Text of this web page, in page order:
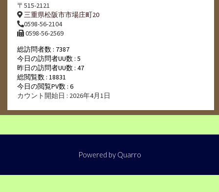
〒515-2121
三重県松阪市市場庄町20
0598-56-2104
0598-56-2569
総訪問者数 : 7387
今日の訪問者UU数 : 5
昨日の訪問者UU数 : 47
総閲覧数 : 18831
今日の閲覧PV数 : 6
カウント開始日 : 2026年4月1日
Powered by Quarro